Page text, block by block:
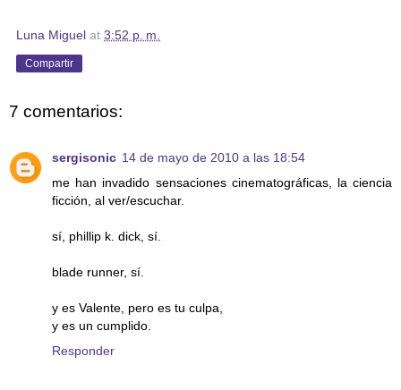
Luna Miguel at 3:52 p. m.
Compartir
7 comentarios:
sergisonic 14 de mayo de 2010 a las 18:54
me han invadido sensaciones cinematográficas, la ciencia
ficción, al ver/escuchar.
sí, phillip k. dick, sí.
blade runner, sí.
y es Valente, pero es tu culpa,
y es un cumplido.
Responder